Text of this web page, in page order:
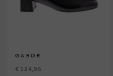
GABOR
€ 124,95